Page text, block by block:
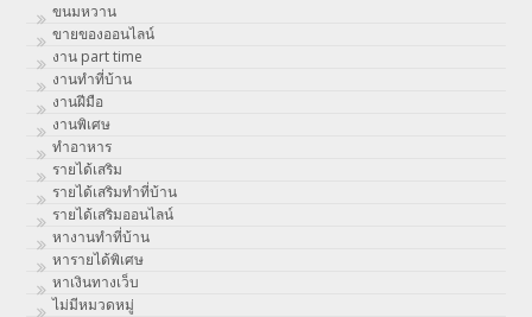
ขนมหวาน
ขายของออนไลน์
งาน part time
งานทําที่บ้าน
งานฝีมือ
งานพิเศษ
ทําอาหาร
รายได้เสริม
รายได้เสริมทำที่บ้าน
รายได้เสริมออนไลน์
หางานทำที่บ้าน
หารายได้พิเศษ
หาเงินทางเว็บ
ไม่มีหมวดหมู่